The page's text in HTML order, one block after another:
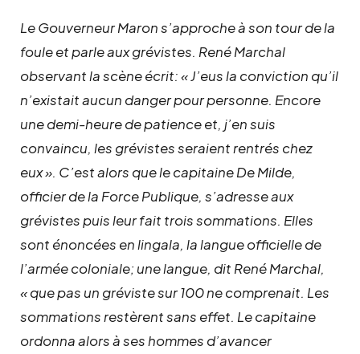
Le Gouverneur Maron s’approche à son tour de la
foule et parle aux grévistes. René Marchal
observant la scène écrit: « J’eus la conviction qu’il
n’existait aucun danger pour personne. Encore
une demi-heure de patience et, j’en suis
convaincu, les grévistes seraient rentrés chez
eux ». C’est alors que le capitaine De Milde,
officier de la Force Publique, s’adresse aux
grévistes puis leur fait trois sommations. Elles
sont énoncées en lingala, la langue officielle de
l’armée coloniale; une langue, dit René Marchal,
« que pas un gréviste sur 100 ne comprenait. Les
sommations restèrent sans effet. Le capitaine
ordonna alors à ses hommes d’avancer